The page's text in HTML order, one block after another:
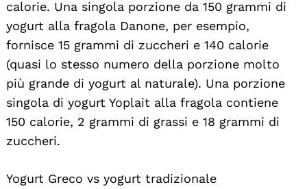
calorie. Una singola porzione da 150 grammi di
yogurt alla fragola Danone, per esempio,
fornisce 15 grammi di zuccheri e 140 calorie
(quasi lo stesso numero della porzione molto
più grande di yogurt al naturale). Una porzione
singola di yogurt Yoplait alla fragola contiene
150 calorie, 2 grammi di grassi e 18 grammi di
zuccheri.
Yogurt Greco vs yogurt tradizionale